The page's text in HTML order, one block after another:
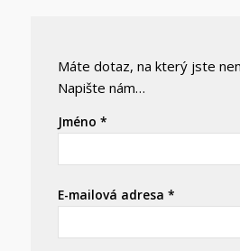
Máte dotaz, na který jste
Napište nám…
Jméno *
E-mailová adresa *